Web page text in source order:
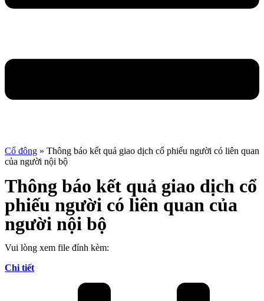
Cổ đông » Thông báo kết quả giao dịch cổ phiếu người có liên quan
của người nội bộ
Thông báo kết quả giao dịch cổ
phiếu người có liên quan của
người nội bộ
Vui lòng xem file đính kèm:
Chi tiết